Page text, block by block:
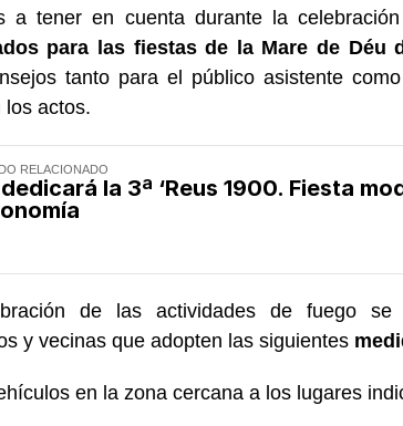
a tener en cuenta durante la
para las fiestas de la Mare de Déu
tanto para el público asistente
los actos.
RELACIONADO
la 3ª ‘Reus 1900. Fiesta
de las actividades de fuego se
y vecinas que adopten las siguientes
en la zona cercana a los lugares